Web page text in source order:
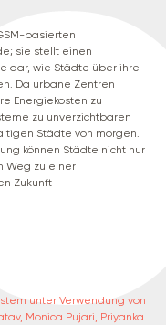
basierten
sie stellt einen
dar, wie Städte über ihre
Da urbane Zentren
Energiekosten zu
zu unverzichtbaren
Städte von morgen.
können Städte nicht nur
Weg zu einer
Zukunft
unter Verwendung von
Monica Pujari, Priyanka